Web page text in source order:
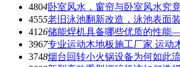
4804卧室风水，窗帘与卧室风水究
4555老旧泳池翻新改造，泳池表面
4126储能焊机具备哪些优质的性能
3967专业运动木地板施工厂家 运动
3748烟台回转小火锅设备为何如此